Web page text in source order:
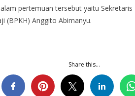
pertemuan tersebut yaitu
(BPKH) Anggito Abimanyu.
Share this…